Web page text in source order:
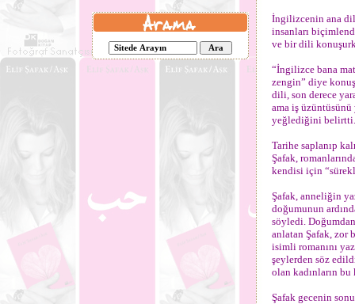
İngilizcenin ana
insanları
ve bir dili
“İngilizce bana
zengin” diye
dili, son derece
ama iş
yeğlediğini belirtti.
Tarihe saplanıp
Şafak,
kendisi için
Şafak, anneliğin
doğumunun
söyledi.
anlatan Şafak, zor
isimli romanını
şeylerden söz
olan kadınların
Şafak gecenin